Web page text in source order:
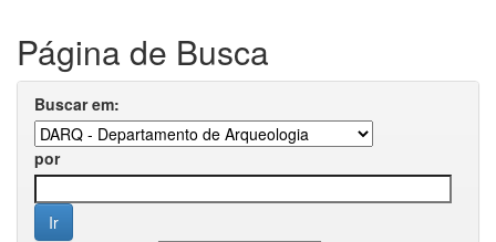
Página de Busca
Buscar em:
por